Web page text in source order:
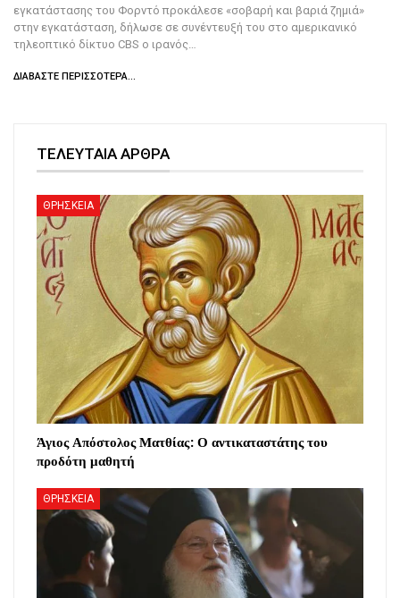
εγκατάστασης του Φορντό προκάλεσε «σοβαρή και βαριά ζημιά»
στην εγκατάσταση, δήλωσε σε συνέντευξή του στο αμερικανικό
τηλεοπτικό δίκτυο CBS ο ιρανός…
ΔΙΑΒΆΣΤΕ ΠΕΡΙΣΣΌΤΕΡΑ...
ΤΕΛΕΥΤΑΙΑ ΑΡΘΡΑ
ΘΡΗΣΚΕΙΑ
Άγιος Απόστολος Ματθίας: Ο αντικαταστάτης του
προδότη μαθητή
ΘΡΗΣΚΕΙΑ